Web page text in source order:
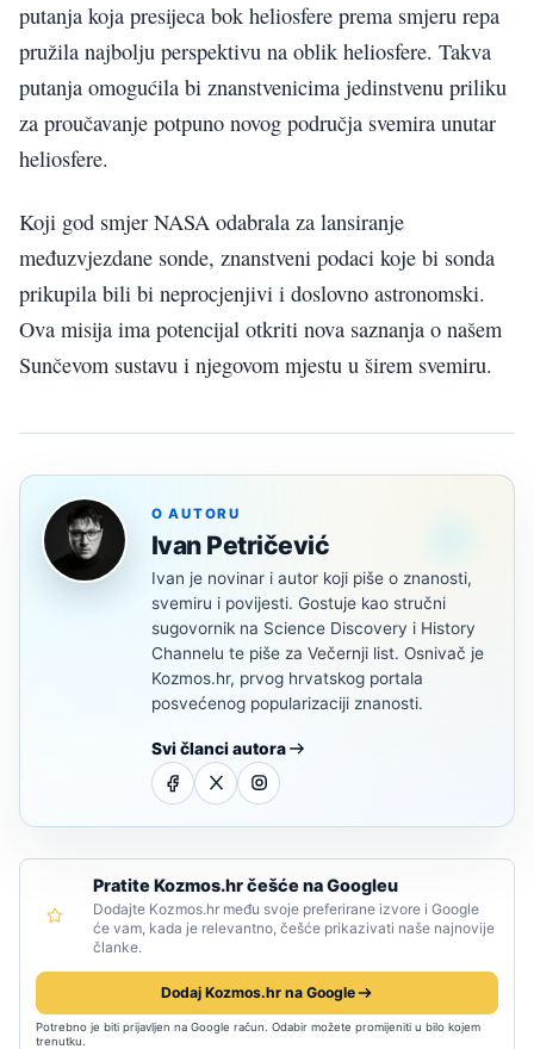
putanja koja presijeca bok heliosfere prema smjeru repa
pružila najbolju perspektivu na oblik heliosfere. Takva
putanja omogućila bi znanstvenicima jedinstvenu priliku
za proučavanje potpuno novog područja svemira unutar
heliosfere.
Koji god smjer NASA odabrala za lansiranje
međuzvjezdane sonde, znanstveni podaci koje bi sonda
prikupila bili bi neprocjenjivi i doslovno astronomski.
Ova misija ima potencijal otkriti nova saznanja o našem
Sunčevom sustavu i njegovom mjestu u širem svemiru.
O AUTORU
Ivan Petričević
Ivan je novinar i autor koji piše o znanosti,
svemiru i povijesti. Gostuje kao stručni
sugovornik na Science Discovery i History
Channelu te piše za Večernji list. Osnivač je
Kozmos.hr, prvog hrvatskog portala
posvećenog popularizaciji znanosti.
Svi članci autora
Pratite Kozmos.hr češće na Googleu
Dodajte Kozmos.hr među svoje preferirane izvore i Google
će vam, kada je relevantno, češće prikazivati naše najnovije
članke.
Dodaj Kozmos.hr na Google
Potrebno je biti prijavljen na Google račun. Odabir možete promijeniti u bilo kojem
trenutku.